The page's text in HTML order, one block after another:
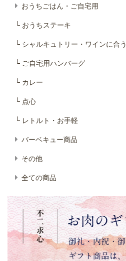
おうちごはん・ご自宅用
└ おうちステーキ
└ シャルキュトリー・ワインに合う
└ ご自宅用ハンバーグ
└ カレー
└ 点心
└ レトルト・お手軽
バーベキュー商品
その他
全ての商品